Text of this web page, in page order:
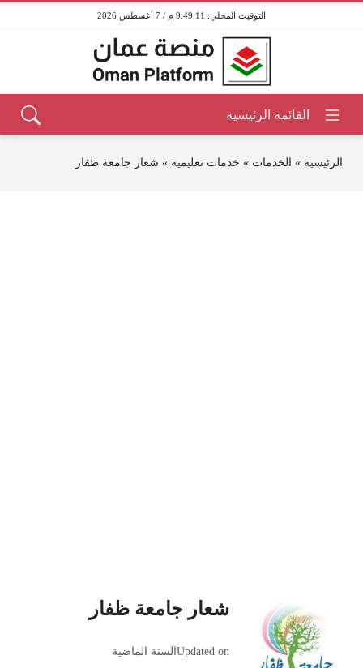
9:49:11 م / 7 أغسطس 2026
الرئيسية » الخدمات » خدمات تعليمية » شعار جامعة ظفار
شعار جامعة ظفار
Updated on السنة الماضية